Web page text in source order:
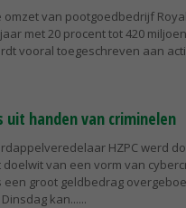
omzet van pootgoedbedrijf
met 20 procent tot 420
vooral toegeschreven aan
uit handen van criminelen
HZPC werd
van een vorm van
een groot geldbedrag
kan...